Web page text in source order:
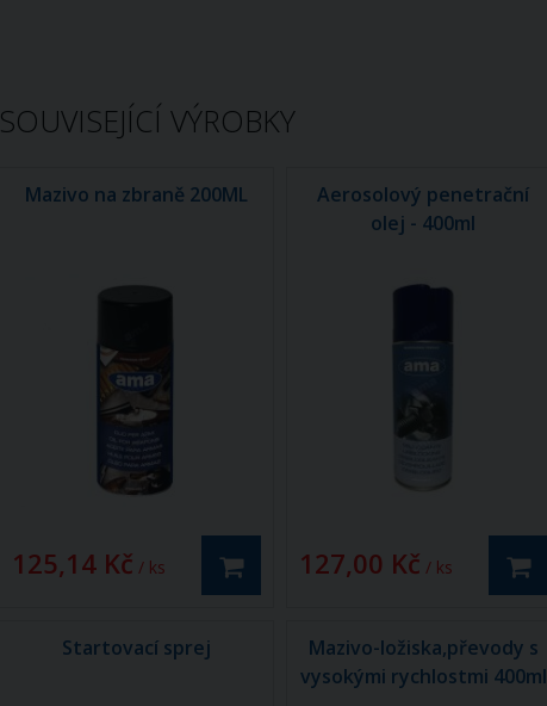
SOUVISEJÍCÍ VÝROBKY
Mazivo na zbraně 200ML
125,14 Kč / ks
Aerosolový penetrační
olej - 400ml
127,00 Kč / ks
Startovací sprej
Mazivo-ložiska,převody s
vysokými rychlostmi 400ml